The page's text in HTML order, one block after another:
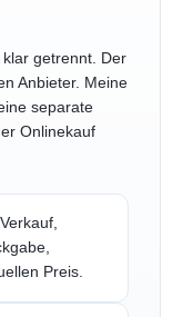
getrennt. Der
Anbieter. Meine
separate
Onlinekauf
Verkauf,
Preis.